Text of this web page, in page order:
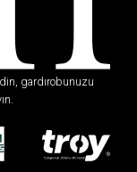
gardırobunuzu